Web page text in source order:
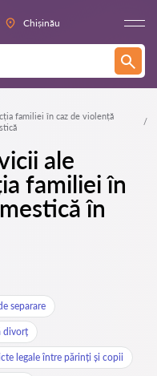
Chișinău
familiei în caz de violență
ale
familiei în
în
separare
divorț
legale între părinți și copii